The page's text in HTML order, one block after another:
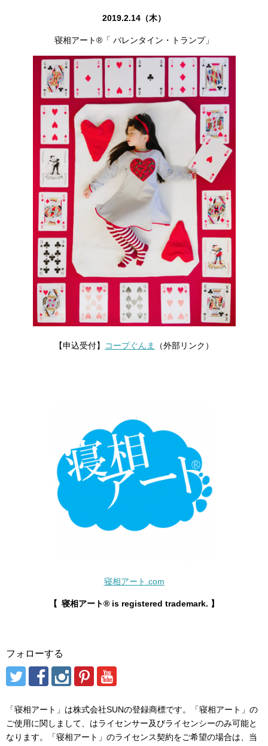
2019.2.14（木）
寝相アート®「 バレンタイン・トランプ」
【申込受付】 コープぐんま （外部リンク）
寝相アート.com
【 寝相アート® is registered trademark. 】
フォローする
「寝相アート」は株式会社SUNの登録商標です。「寝相アート」の
ご使用に関しまして、はライセンサー及びライセンシーのみ可能と
なります。「寝相アート」のライセンス契約をご希望の場合は、当